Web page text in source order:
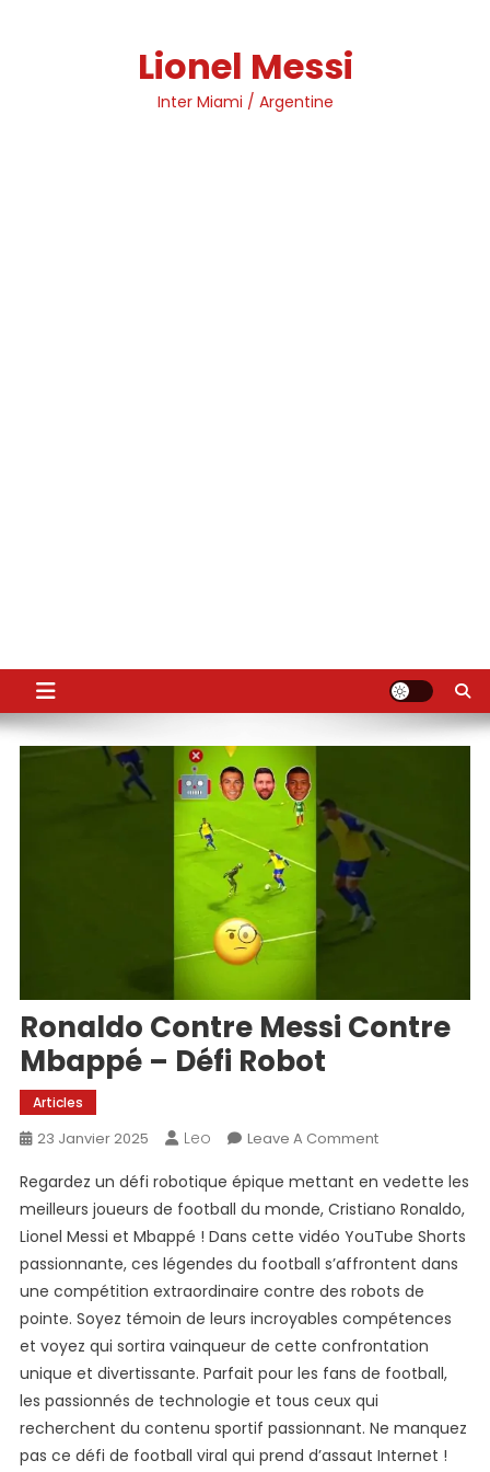
Lionel Messi
Inter Miami / Argentine
Ronaldo Contre Messi Contre
Mbappé – Défi Robot
Articles
23 Janvier 2025 Leo Leave A CommentOn
Contre
Messi
Contre
Mbappé
–
Défi
Robot
Regardez un défi robotique épique mettant en vedette les
meilleurs joueurs de football du monde, Cristiano Ronaldo,
Lionel Messi et Mbappé ! Dans cette vidéo YouTube Shorts
passionnante, ces légendes du football s’affrontent dans
une compétition extraordinaire contre des robots de
pointe. Soyez témoin de leurs incroyables compétences
et voyez qui sortira vainqueur de cette confrontation
unique et divertissante. Parfait pour les fans de football,
les passionnés de technologie et tous ceux qui
recherchent du contenu sportif passionnant. Ne manquez
pas ce défi de football viral qui prend d’assaut Internet !